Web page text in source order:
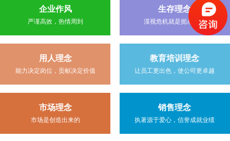
企业作风
严谨高效，热情周到
生存理念
漠视危机就是扼杀生机
用人理念
能力决定岗位，贡献决定价值
教育培训理念
让员工更出色，使公司更卓越
市场理念
市场是创造出来的
销售理念
执著源于爱心，信誉成就业绩